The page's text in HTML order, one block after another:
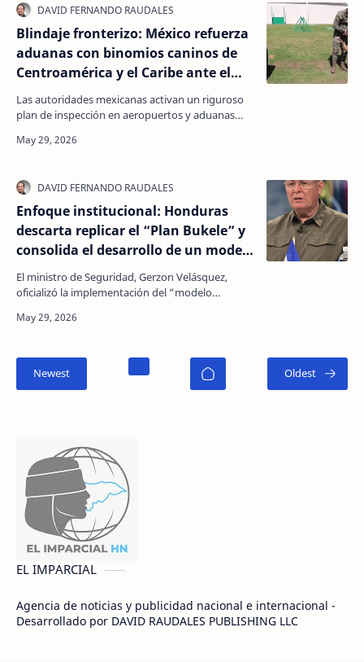
Blindaje fronterizo: México refuerza
aduanas con binomios caninos de
Centroamérica y el Caribe ante el
flujo migratorio por el Mundial
Las autoridades mexicanas activan un riguroso
plan de inspección en aeropuertos y aduanas
región para…
Enfoque institucional: Honduras
descarta replicar el “Plan Bukele” y
consolida el desarrollo de un modelo
de seguridad propio
El ministro de Seguridad, Gerzon Velásquez,
oficializó la implementación del “modelo
institucional, la in…
EL IMPARCIAL
Agencia de noticias y publicidad nacional e internacional -
Desarrollado por DAVID RAUDALES PUBLISHING LLC